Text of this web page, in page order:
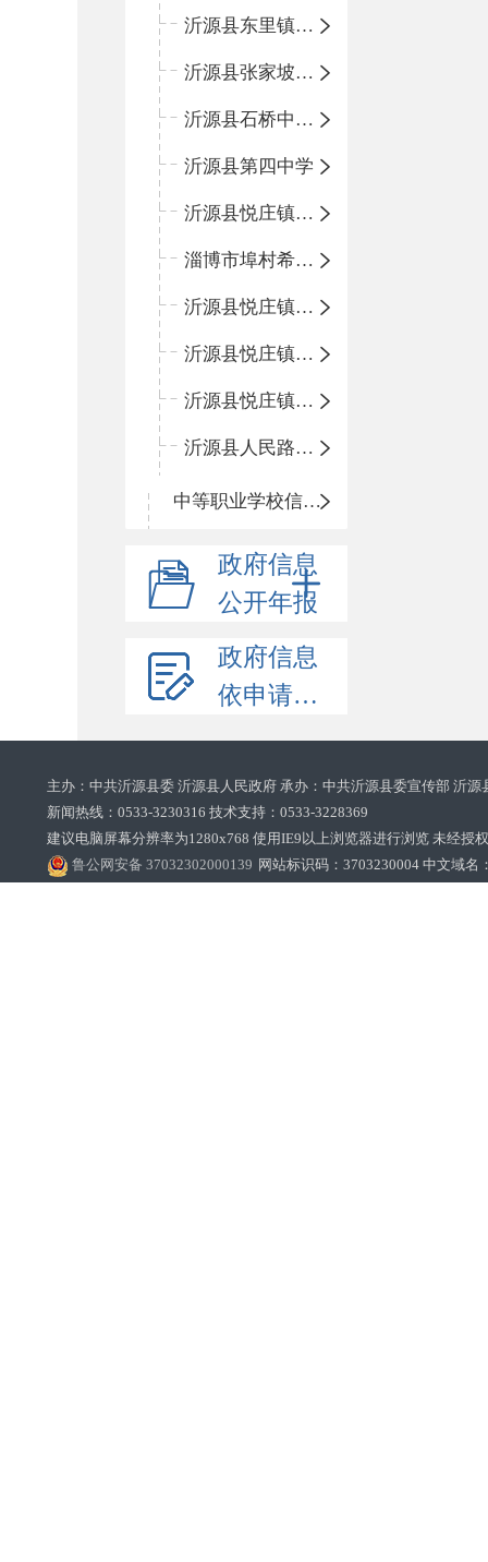
沂源县东里镇中心小学
沂源县张家坡中心学校
沂源县石桥中心学校
沂源县第四中学
沂源县悦庄镇中心小学
淄博市埠村希望小学
沂源县悦庄镇青龙山小学
沂源县悦庄镇鲍庄完小
沂源县悦庄镇赵庄小学
沂源县人民路小学
中等职业学校信息公开
政府信息
公开年报
政府信息
依申请公开
主办：中共沂源县委 沂源县人民政府 承办：中共沂源县委宣传部 沂
新闻热线：0533-3230316 技术支持：0533-3228369‌‌
建议电脑屏幕分辨率为1280x768 使用IE9以上浏览器进行浏览 未经授
鲁公网安备 37032302000139 网站标识码：3703230004 中文域名